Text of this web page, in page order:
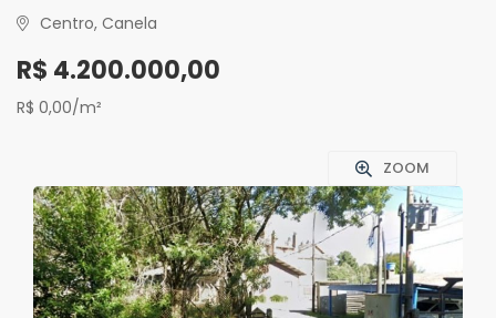
Centro, Canela
R$ 4.200.000,00
R$ 0,00/m²
ZOOM